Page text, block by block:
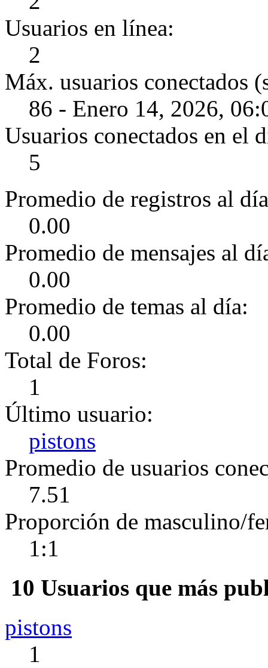
Usuarios en línea:
2
Máx. usuarios conectados
86 - Enero 14, 2026,
Usuarios conectados en el
5
Promedio de registros al
0.00
Promedio de mensajes al
0.00
Promedio de temas al día:
0.00
Total de Foros:
1
Último usuario:
pistons
Promedio de usuarios
7.51
Proporción de masculino/
1:1
10 Usuarios que más
pistons
1